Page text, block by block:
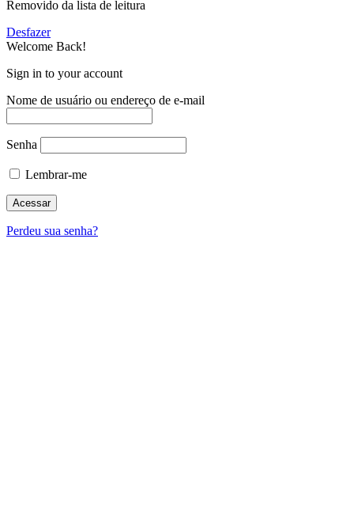
Removido da lista de leitura
Desfazer
Welcome Back!
Sign in to your account
Nome de usuário ou endereço de e-mail
Senha
Lembrar-me
Perdeu sua senha?